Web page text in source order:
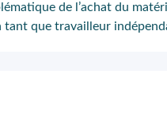
de l’achat du
tant que travailleur